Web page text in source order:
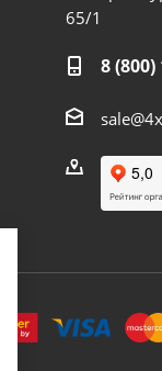
65/1
8 (800)